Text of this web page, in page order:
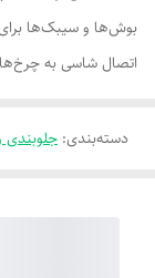
بوش‌ها و سیبک‌ها
اتصال شاسی به چرخ‌ها
دسته‌بندی: جلوبندی